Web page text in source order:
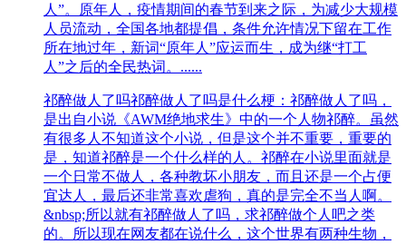
人”。原年人，疫情期间的春节到来之际，为减少大规模
人员流动，全国各地都提倡，条件允许情况下留在工作
所在地过年，新词“原年人”应运而生，成为继“打工
人”之后的全民热词。......
祁醉做人了吗祁醉做人了吗是什么梗：祁醉做人了吗，
是出自小说《AWM绝地求生》中的一个人物祁醉。虽然
有很多人不知道这个小说，但是这个并不重要，重要的
是，知道祁醉是一个什么样的人。祁醉在小说里面就是
一个日常不做人，各种教坏小朋友，而且还是一个占便
宜达人，最后还非常喜欢虐狗，真的是完全不当人啊。
&nbsp;所以就有祁醉做人了吗，求祁醉做个人吧之类
的。所以现在网友都在说什么，这个世界有两种生物，